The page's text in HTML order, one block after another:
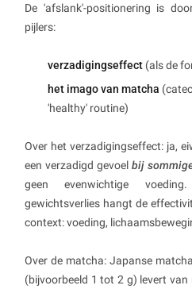
De 'afslank'-positionering is
pijlers:
verzadigingseffect (als de
het imago van matcha
'healthy' routine)
Over het verzadigingseffect: ja,
een verzadigd gevoelbij
geen evenwichtige
gewichtsverlies hangt de
context: voeding,
Over de matcha: Japanse
(bijvoorbeeld 1 tot 2 g) levert